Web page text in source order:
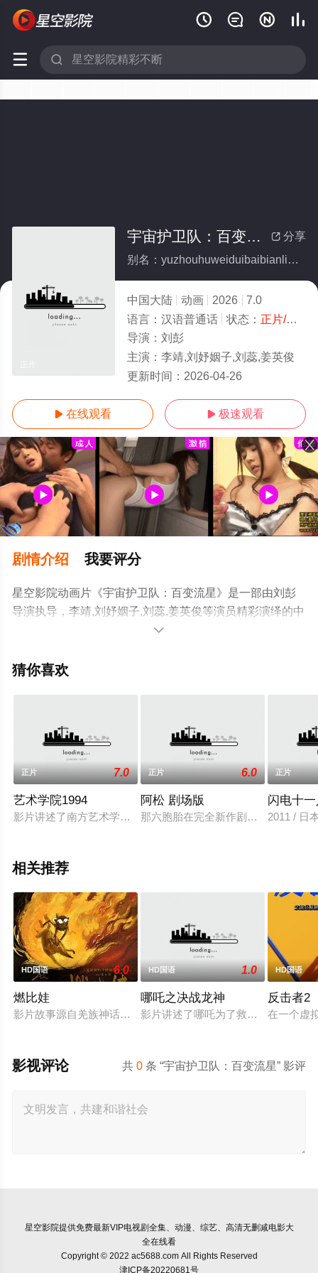
   
 
 分享
宇宙护卫队：百变流星
别名：yuzhouhuweiduibaibianliuxing
中国大陆 动画 2026
7.0
语言： 汉语普通话 状态： 正片/高清
导演： 刘彭
主演： 李靖,刘妤姻子,刘蕊,姜英俊
更新时间： 2026-04-26
 在线观看  极速观看
剧情介绍 我要评分
星空影院动画片《宇宙护卫队：百变流星》是一部由刘彭
导演执导，李靖,刘妤姻子,刘蕊,姜英俊等演员精彩演绎的中
国大陆电影，手机免费观看高清未删减完整版电影大全就
或剧情网等平台了解。

猜你喜欢
正片 7.0
艺术学院1994
影片讲述了南方艺术学院一群美术生和音乐生的故事。在那个
正片 6.0
阿松 剧场版
那六胞胎在完全新作剧场版中回来了
正片
闪电十
2011 / 日
相关推荐
HD国语 6.0
燃比娃
影片故事源自羌族神话，讲述了一只被人类抚养长大的猴子，
HD国语 1.0
哪吒之决战龙神
影片讲述了哪吒为了救出活祭的小孩
HD国语
反击者2
在一个虚
共0 条 “宇宙护卫队：百变流星” 影评
影视评论
星空影院提供免费最新VIP电视剧全集、动漫、综艺、高清无删减电影大
全在线看
Copyright © 2022 ac5688.com All Rights Reserved
津ICP备20220681号